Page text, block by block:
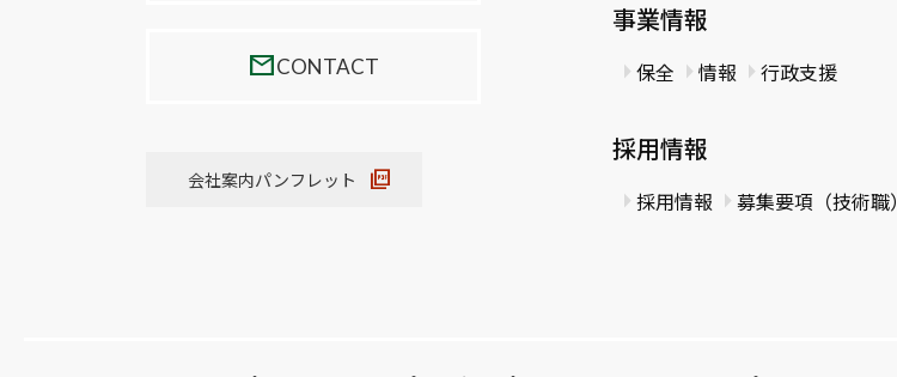
CONTACT
会社案内パンフレット
事業情報
保全 情報 行政支援
採用情報
採用情報 募集要項（技術職）